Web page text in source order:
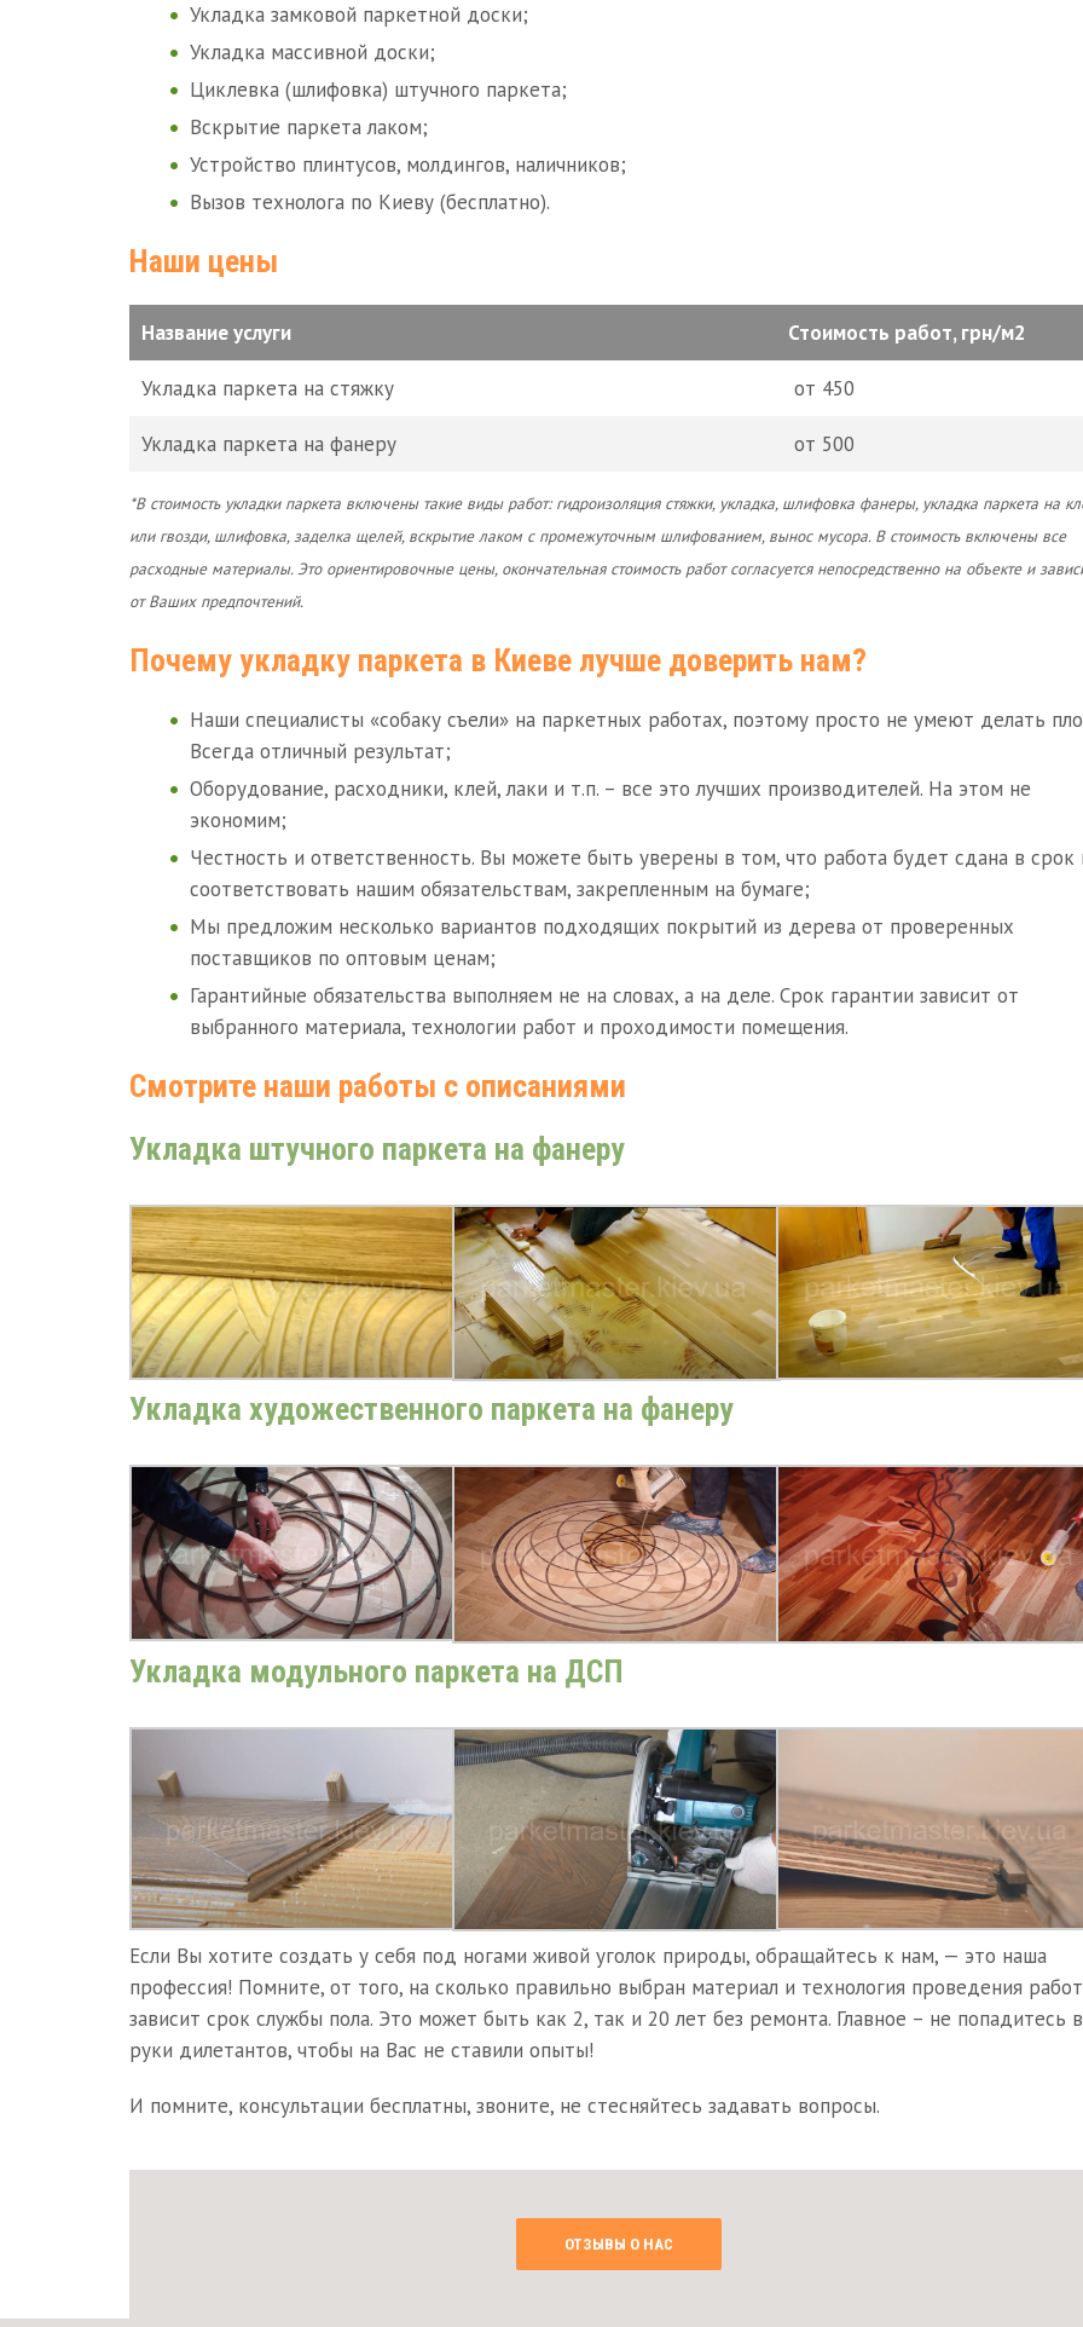
Укладка замковой паркетной доски;
Укладка массивной доски;
Циклевка (шлифовка) штучного паркета;
Вскрытие паркета лаком;
Устройство плинтусов, молдингов, наличников;
Вызов технолога по Киеву (бесплатно).
Наши цены
Название услуги Стоимость работ, грн/м2
Укладка паркета на стяжку от 450
Укладка паркета на фанеру от 500
*В стоимость укладки паркета включены такие виды работ: гидроизоляция стяжки, укладка, шлифовка фанеры, укладка паркета на
или гвозди, шлифовка, заделка щелей, вскрытие лаком с промежуточным шлифованием, вынос мусора. В стоимость включены все
расходные материалы. Это ориентировочные цены, окончательная стоимость работ согласуется непосредственно на объекте и
от Ваших предпочтений.
Почему укладку паркета в Киеве лучше доверить нам?
Наши специалисты «собаку съели» на паркетных работах, поэтому просто не умеют делать
Всегда отличный результат;
Оборудование, расходники, клей, лаки и т.п. – все это лучших производителей. На этом не
экономим;
Честность и ответственность. Вы можете быть уверены в том, что работа будет сдана в срок
соответствовать нашим обязательствам, закрепленным на бумаге;
Мы предложим несколько вариантов подходящих покрытий из дерева от проверенных
поставщиков по оптовым ценам;
Гарантийные обязательства выполняем не на словах, а на деле. Срок гарантии зависит от
выбранного материала, технологии работ и проходимости помещения.
Смотрите наши работы с описаниями
Укладка штучного паркета на фанеру
Укладка художественного паркета на фанеру
Укладка модульного паркета на ДСП
Если Вы хотите создать у себя под ногами живой уголок природы, обращайтесь к нам, — это наша
профессия! Помните, от того, на сколько правильно выбран материал и технология проведения
зависит срок службы пола. Это может быть как 2, так и 20 лет без ремонта. Главное – не попадитесь в
руки дилетантов, чтобы на Вас не ставили опыты!
И помните, консультации бесплатны, звоните, не стесняйтесь задавать вопросы.
ОТЗЫВЫ О НАС